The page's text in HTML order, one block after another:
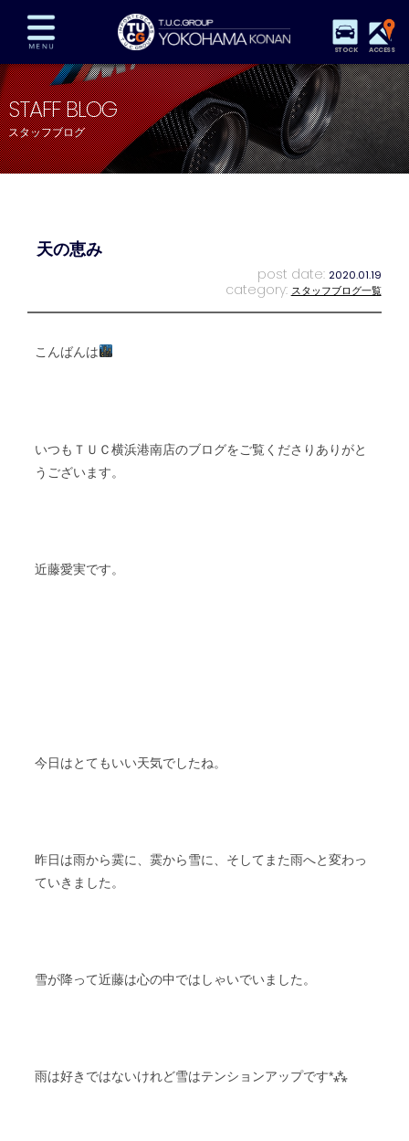
STOCK ACCESS
在庫車両情報 保証&サービス パーツリスト
TUCとは？ 店舗情報 アクセスマップ
全国納車 特別作業 注文販売
STAFF BLOG
スタッフブログ
天の恵み
post date: 2020.01.19
category: スタッフブログ一覧
こんばんは
いつも ＴＵＣ横浜港南店のブログをご覧くださりありがと
うございます。
近藤愛実です。
今日はとてもいい天気でしたね。
昨日は雨から霙に、霙から雪に、そしてまた雨へと変わっ
ていきました。
雪が降って近藤は心の中ではしゃいでいました。
雨は好きではないけれど雪はテンションアップです*⁂